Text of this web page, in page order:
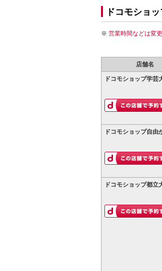
ドコモショ
営業時間などは変
店舗名
ドコモショップ学芸
ドコモショップ自由
ドコモショップ都立